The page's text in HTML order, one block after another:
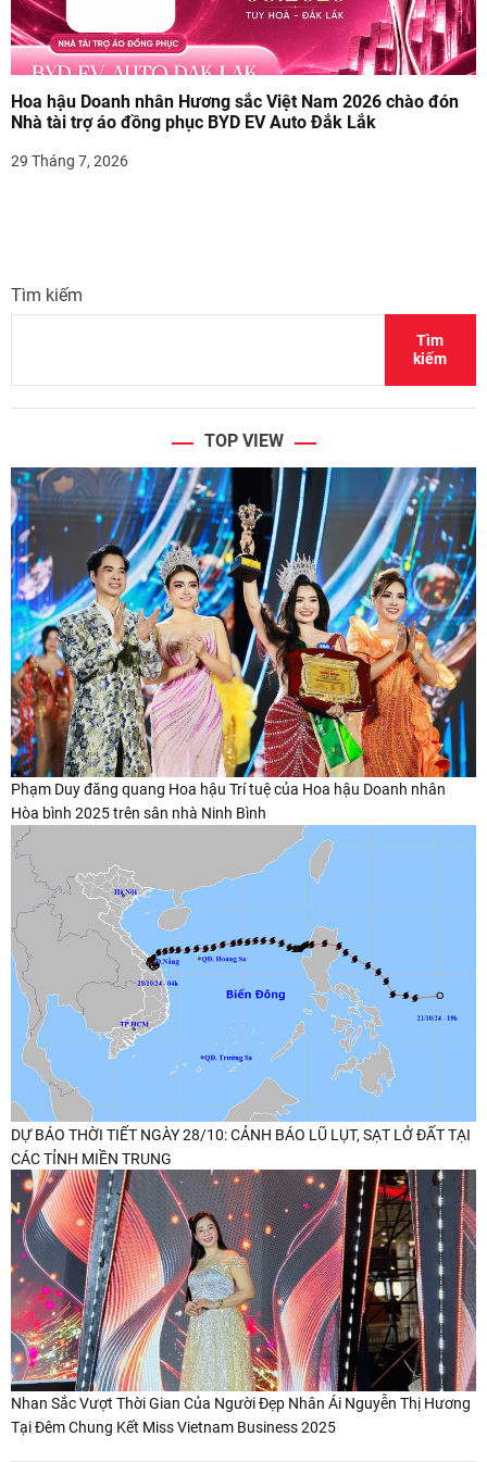
Hoa hậu Doanh nhân Hương sắc Việt Nam 2026 chào đón
Nhà tài trợ áo đồng phục BYD EV Auto Đắk Lắk
29 Tháng 7, 2026
Tìm kiếm
Tìm
kiếm
TOP VIEW
Phạm Duy đăng quang Hoa hậu Trí tuệ của Hoa hậu Doanh nhân
Hòa bình 2025 trên sân nhà Ninh Bình
DỰ BÁO THỜI TIẾT NGÀY 28/10: CẢNH BÁO LŨ LỤT, SẠT LỞ ĐẤT TẠI
CÁC TỈNH MIỀN TRUNG
Nhan Sắc Vượt Thời Gian Của Người Đẹp Nhân Ái Nguyễn Thị Hương
Tại Đêm Chung Kết Miss Vietnam Business 2025